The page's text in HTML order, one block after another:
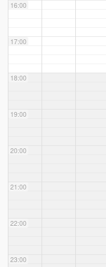
16:00
17:00
18:00
19:00
20:00
21:00
22:00
23:00